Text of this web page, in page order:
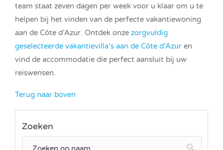
team staat zeven dagen per week voor u klaar om u te
helpen bij het vinden van de perfecte vakantiewoning
aan de Côte d’Azur. Ontdek onze zorgvuldig
geselecteerde vakantievilla’s aan de Côte d’Azur en
vind de accommodatie die perfect aansluit bij uw
reiswensen.
Terug naar boven
Zoeken